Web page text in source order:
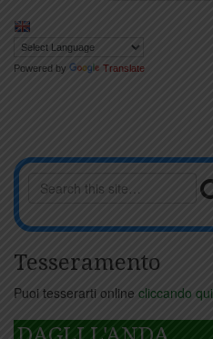
Powered by Translate
Tesseramento
Puoi tesserarti online cliccando qui